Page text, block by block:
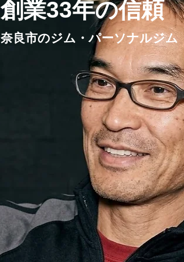
​創業33年の信頼
奈良市のジム・パーソナルジム